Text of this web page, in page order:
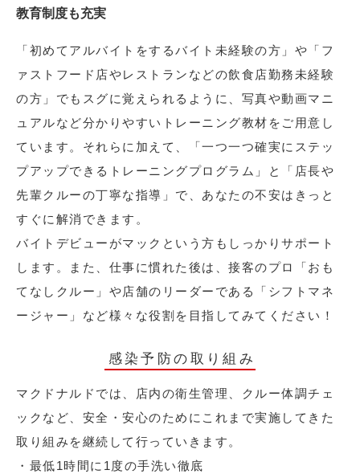
教育制度も充実
「初めてアルバイトをするバイト未経験の方」や「フ
ァストフード店やレストランなどの飲食店勤務未経験
の方」でもスグに覚えられるように、写真や動画マニ
ュアルなど分かりやすいトレーニング教材をご用意し
ています。それらに加えて、「一つ一つ確実にステッ
プアップできるトレーニングプログラム」と「店長や
先輩クルーの丁寧な指導」で、あなたの不安はきっと
すぐに解消できます。
バイトデビューがマックという方もしっかりサポート
します。また、仕事に慣れた後は、接客のプロ「おも
てなしクルー」や店舗のリーダーである「シフトマネ
ージャー」など様々な役割を目指してみてください！
感染予防の取り組み
マクドナルドでは、店内の衛生管理、クルー体調チェ
ックなど、安全・安心のためにこれまで実施してきた
取り組みを継続して行っていきます。
・最低1時間に1度の手洗い徹底